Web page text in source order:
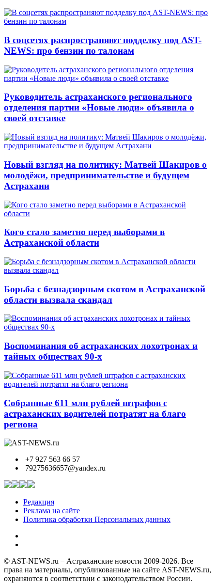
В соцсетях распространяют подделку под AST-
NEWS: про бензин по талонам
Руководитель астраханского регионального
отделения партии «Новые люди» объявила о
своей отставке
Новый взгляд на политику: Матвей Шакиров о
молодёжи, предпринимательстве и будущем
Астрахани
Кого стало заметно перед выборами в
Астраханской области
Борьба с безнадзорным скотом в Астраханской
области вызвала скандал
Воспоминания об астраханских лохотронах и
тайных обществах 90-х
Собранные 611 млн рублей штрафов с
астраханских водителей потратят на благо
региона
+7 927 563 66 57
79275636657@yandex.ru
Редакция
Реклама на сайте
Политика обработки Персональных данных
© AST-NEWS.ru – Астраханские новости 2009-2026. Все
права на материалы, опубликованные на сайте AST-NEWS.ru,
охраняются в соответствии с законодательством России.